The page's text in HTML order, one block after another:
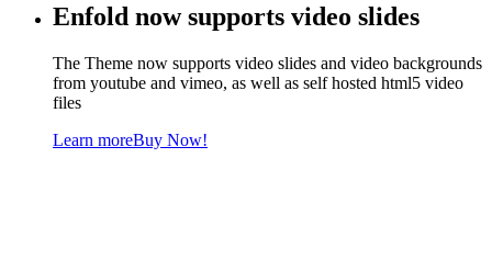
Enfold now supports video slides
The Theme now supports video slides and video backgrounds
from youtube and vimeo, as well as self hosted html5 video
files
Learn moreBuy Now!